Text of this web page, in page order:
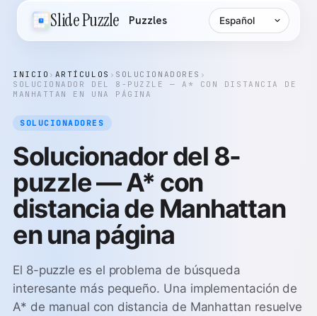
Slide Puzzle Puzzles Idioma
INICIO › ARTÍCULOS › SOLUCIONADORES ›
SOLUCIONADOR DEL 8-PUZZLE — A* CON DISTANCIA DE
MANHATTAN EN UNA PÁGINA
SOLUCIONADORES
Solucionador del 8-
puzzle — A* con
distancia de Manhattan
en una página
El 8-puzzle es el problema de búsqueda
interesante más pequeño. Una implementación de
A* de manual con distancia de Manhattan resuelve